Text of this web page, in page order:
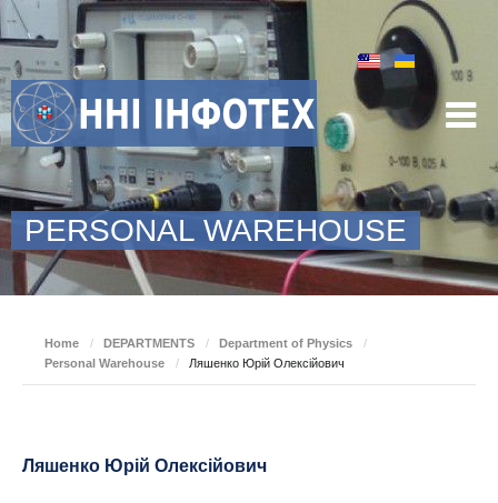
PERSONAL WAREHOUSE
Home / DEPARTMENTS / Department of Physics
/
Personal Warehouse
/ Ляшенко Юрій Олексійович
Ляшенко Юрій Олексійович